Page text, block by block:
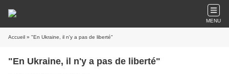
MENU
Accueil » "En Ukraine, il n'y a pas de liberté"
"En Ukraine, il n'y a pas de liberté"